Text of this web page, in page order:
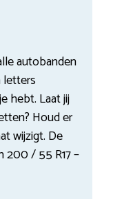
autobanden
letters
hebt. Laat jij
Houd er
wijzigt. De
200 / 55 R17 –